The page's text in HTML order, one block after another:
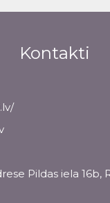
Kontakti
Pildas iela 16b,